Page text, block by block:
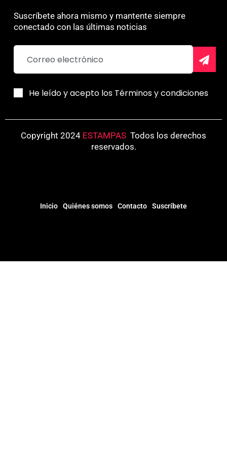
Suscríbete ahora mismo y mantente siempre
conectado con las últimas noticias
He leído y acepto los Términos y condiciones
Copyright 2024 ESTAMPAS Todos los derechos
reservados.
Inicio Quiénes somos Contacto Suscríbete